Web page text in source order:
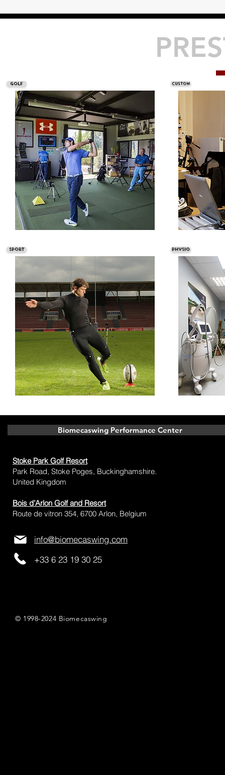
Golf Custom
Sport Physio
Biomecaswing Performance Center
Stoke Park Golf Resort
Park Road, Stoke Poges, Buckinghamshire.
United Kingdom
Bois d’Arlon Golf and Resort
Route de vitron 354, 6700 Arlon, Belgium
info@biomecaswing.com
+33 6 23 19 30 25
© 1998-2024 Biomecaswing